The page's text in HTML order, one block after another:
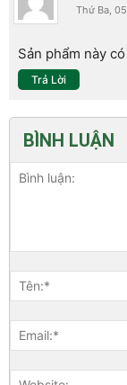
Thứ Ba,
Sản phẩm này
Trả Lời
BÌNH LUẬN